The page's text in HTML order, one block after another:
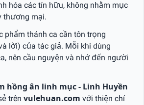
hóa các tín hữu, không nhằm mục
thương mại.
phẩm thánh ca cần tôn trọng
lời) của tác giả. Mỗi khi dùng
nên cầu nguyện và nhớ đến người
hồng ân linh mục - Linh Huyền
trên vulehuan.com với thiện chí